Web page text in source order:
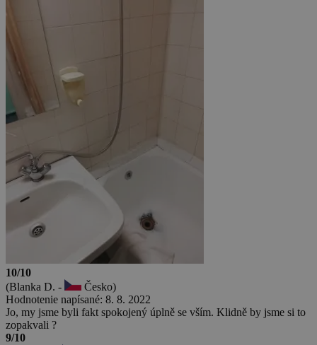
10/10
(Blanka D. -
Česko)
Hodnotenie napísané: 8. 8. 2022
Jo, my jsme byli fakt spokojený úplně se vším. Klidně by jsme si to
zopakvali ?
9/10